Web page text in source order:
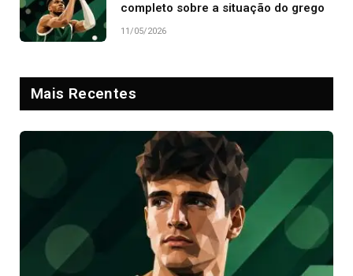
completo sobre a situação do grego
11/05/2026
Mais Recentes